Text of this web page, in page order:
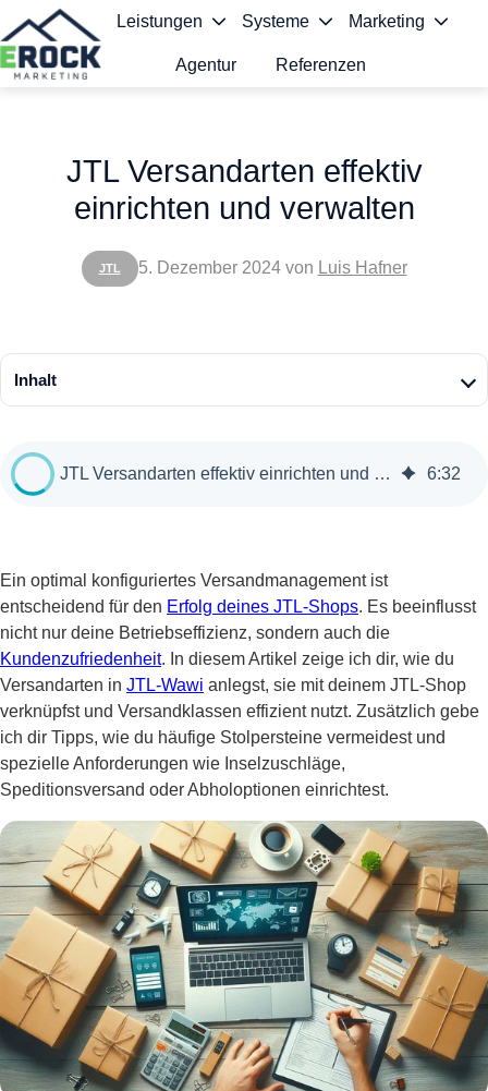
Leistungen Systeme Marketing
Agentur Referenzen
JTL
JTL Versandarten effektiv
einrichten und verwalten
5. Dezember 2024von Luis Hafner
Inhalt
JTL Versandarten effektiv einrichten und verwalten 6:32
Ein optimal konfiguriertes Versandmanagement ist
entscheidend für den Erfolg deines JTL-Shops. Es beeinflusst
nicht nur deine Betriebseffizienz, sondern auch die
Kundenzufriedenheit. In diesem Artikel zeige ich dir, wie du
Versandarten in JTL-Wawi anlegst, sie mit deinem JTL-Shop
verknüpfst und Versandklassen effizient nutzt. Zusätzlich gebe
ich dir Tipps, wie du häufige Stolpersteine vermeidest und
spezielle Anforderungen wie Inselzuschläge,
Speditionsversand oder Abholoptionen einrichtest.